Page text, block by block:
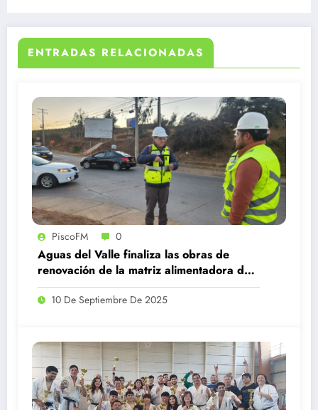
ENTRADAS RELACIONADAS
PiscoFM 0
Aguas del Valle finaliza las obras de
renovación de la matriz alimentadora de
agua potable en Illapel
10 De Septiembre De 2025